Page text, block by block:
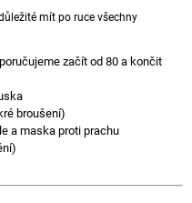
mít po ruce všechny
začít od 80 a končit
broušení)
a maska proti prachu